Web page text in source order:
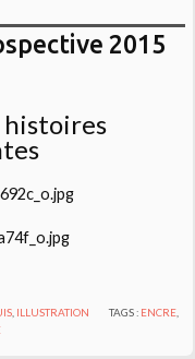
2015
histoires
, ILLUSTRATION TAGS : ENCRE